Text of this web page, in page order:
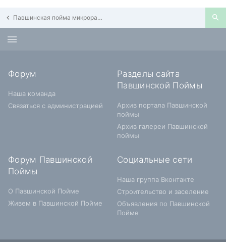
Павшинская пойма микрорайон 4 корпус #38
Форум
Наша команда
Связаться с администрацией
Разделы сайта
Павшинской Поймы
Архив портала Павшинской
поймы
Архив галереи Павшинской
поймы
Форум Павшинской
Поймы
О Павшинской Пойме
Живем в Павшинской Пойме
Социальные сети
Наша группа Вконтакте
Строительство и заселение
Объявления по Павшинской
Пойме